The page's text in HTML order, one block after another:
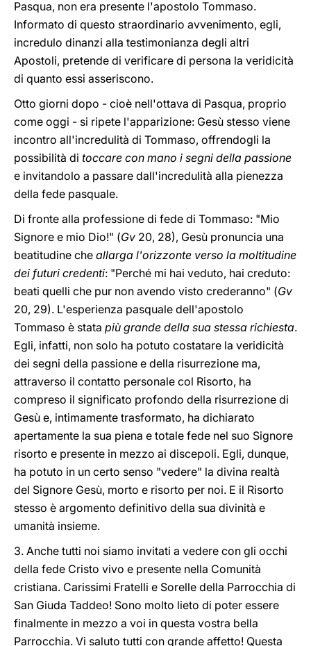
Pasqua, non era presente l'apostolo Tommaso.
Informato di questo straordinario avvenimento, egli,
incredulo dinanzi alla testimonianza degli altri
Apostoli, pretende di verificare di persona la veridicità
di quanto essi asseriscono.
Otto giorni dopo - cioè nell'ottava di Pasqua, proprio
come oggi - si ripete l'apparizione: Gesù stesso viene
incontro all'incredulità di Tommaso, offrendogli la
possibilità di toccare con mano i segni della passione
e invitandolo a passare dall'incredulità alla pienezza
della fede pasquale.
Di fronte alla professione di fede di Tommaso: "Mio
Signore e mio Dio!" (Gv 20, 28), Gesù pronuncia una
beatitudine che allarga l'orizzonte verso la moltitudine
dei futuri credenti: "Perché mi hai veduto, hai creduto:
beati quelli che pur non avendo visto crederanno" (Gv
20, 29). L'esperienza pasquale dell'apostolo
Tommaso è stata più grande della sua stessa richiesta.
Egli, infatti, non solo ha potuto costatare la veridicità
dei segni della passione e della risurrezione ma,
attraverso il contatto personale col Risorto, ha
compreso il significato profondo della risurrezione di
Gesù e, intimamente trasformato, ha dichiarato
apertamente la sua piena e totale fede nel suo Signore
risorto e presente in mezzo ai discepoli. Egli, dunque,
ha potuto in un certo senso "vedere" la divina realtà
del Signore Gesù, morto e risorto per noi. E il Risorto
stesso è argomento definitivo della sua divinità e
umanità insieme.
3. Anche tutti noi siamo invitati a vedere con gli occhi
della fede Cristo vivo e presente nella Comunità
cristiana. Carissimi Fratelli e Sorelle della Parrocchia di
San Giuda Taddeo! Sono molto lieto di poter essere
finalmente in mezzo a voi in questa vostra bella
Parrocchia. Vi saluto tutti con grande affetto! Questa